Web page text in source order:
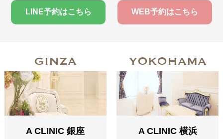
LINE予約はこちら WEB予約はこちら
GINZA
A CLINIC 銀座
YOKOHAMA
A CLINIC 横浜